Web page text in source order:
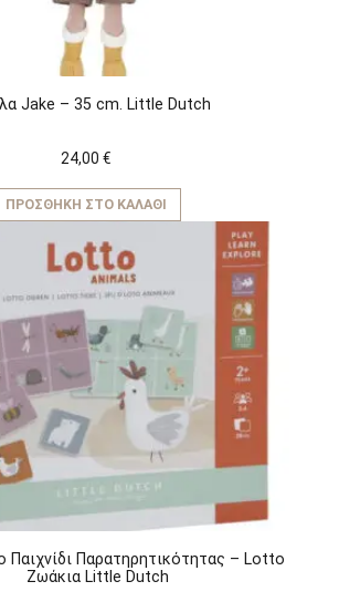
Jake – 35 cm. Little Dutch
24,00 €
ΠΡΟΣΘΉΚΗ ΣΤΟ ΚΑΛΆΘΙ
Παιχνίδι Παρατηρητικότητας – Lotto
Ζωάκια Little Dutch